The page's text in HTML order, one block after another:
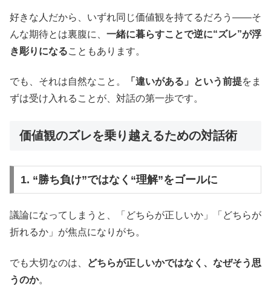
好きな人だから、いずれ同じ価値観を持てるだろう――そ
んな期待とは裏腹に、 一緒に暮らすことで逆に“ズレ”が浮
き彫りになることもあります。
でも、それは自然なこと。 「違いがある」という前提をま
ずは受け入れることが、対話の第一歩です。
価値観のズレを乗り越えるための対話術
1. “勝ち負け”ではなく“理解”をゴールに
議論になってしまうと、「どちらが正しいか」「どちらが
折れるか」が焦点になりがち。
でも大切なのは、
どちらが正しいかではなく、なぜそう思
うのか。